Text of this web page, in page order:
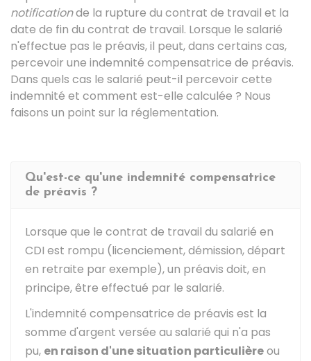
notificationde la rupture du contrat de travail et la
date de fin du contrat de travail. Lorsque le salarié
n'effectue pas le préavis, il peut, dans certains cas,
percevoir une indemnité compensatrice de préavis.
Dans quels cas le salarié peut-il percevoir cette
indemnité et comment est-elle calculée ? Nous
faisons un point sur la réglementation.
Qu'est-ce qu'une indemnité compensatrice
de préavis ?
Lorsque que le contrat de travail du salarié en
CDI est rompu (licenciement, démission, départ
en retraite par exemple), un préavis doit, en
principe, être effectué par le salarié.
L'indemnité compensatrice de préavis est la
somme d'argent versée au salarié qui n'a pas
pu, en raison d'une situation particulièreou